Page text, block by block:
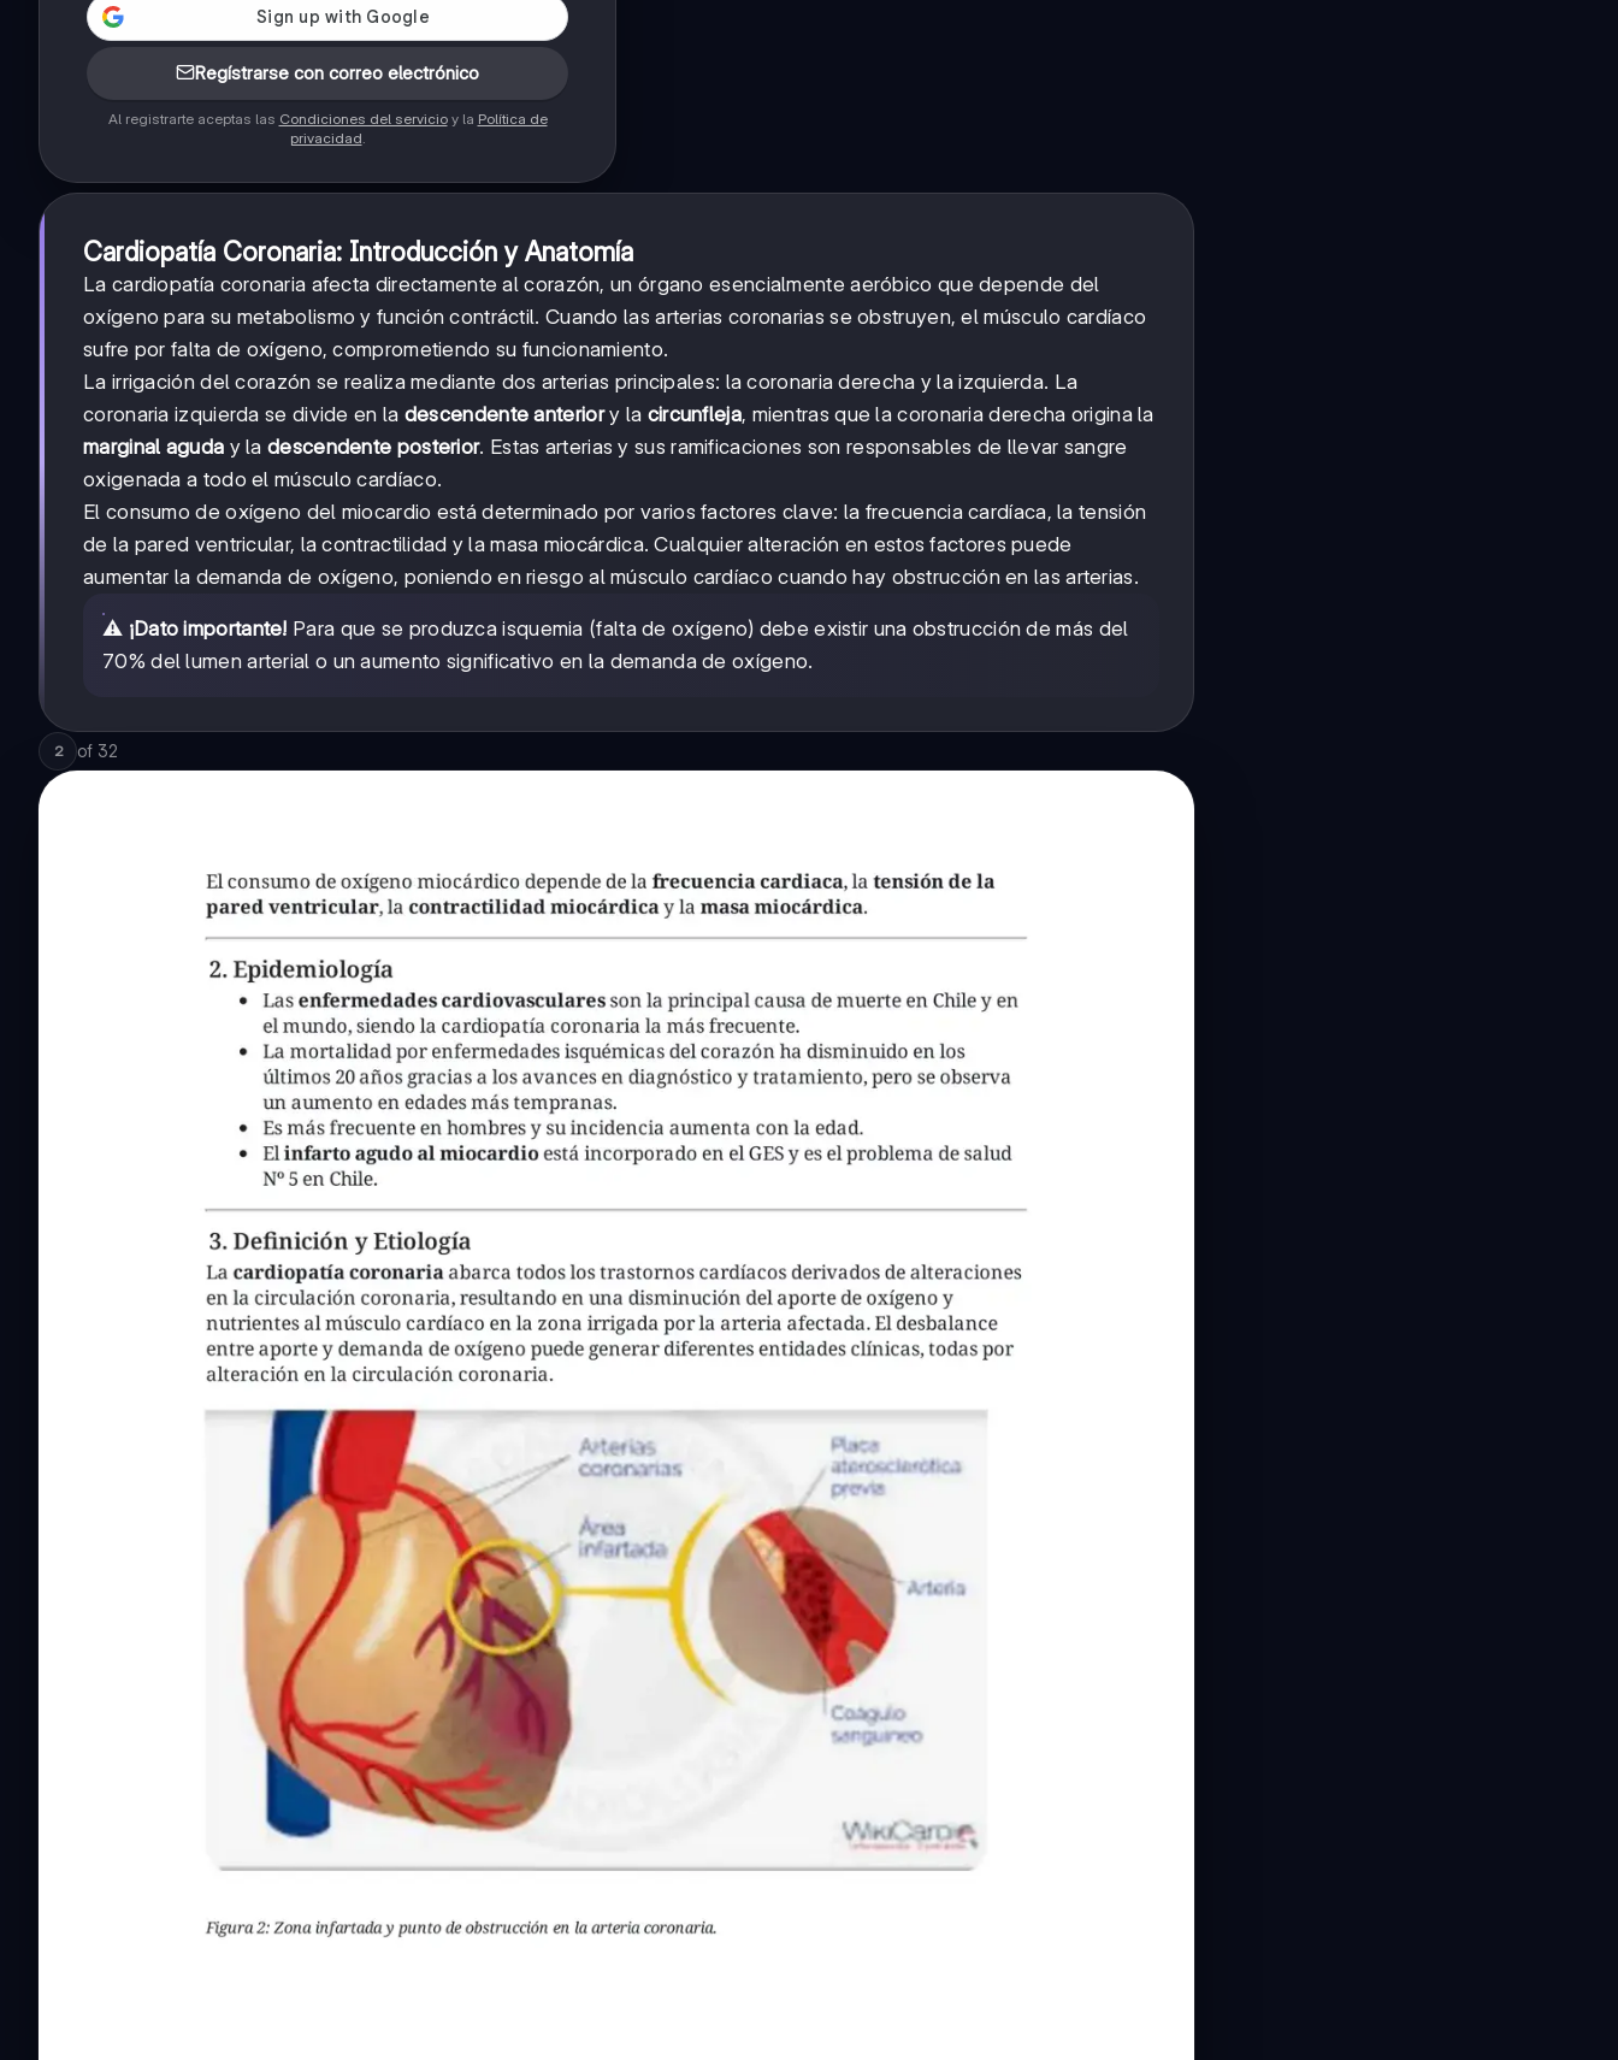
Regístrarse con correo electrónico
Al registrarte aceptas las Condiciones del servicioy la Política de
privacidad
Cardiopatía Coronaria: Introducción y Anatomía
La cardiopatía coronaria afecta directamente al corazón, un órgano esencialmente aeróbico que depende del
oxígeno para su metabolismo y función contráctil. Cuando las arterias coronarias se obstruyen, el músculo cardíaco
sufre por falta de oxígeno, comprometiendo su funcionamiento.
La irrigación del corazón se realiza mediante dos arterias principales: la coronaria derecha y la izquierda. La
coronaria izquierda se divide en la descendente anteriory la circunfleja, mientras que la coronaria derecha origina la
marginal aguda y ladescendente posterior. Estas arterias y sus ramificaciones son responsables de llevar sangre
oxigenada a todo el músculo cardíaco.
El consumo de oxígeno del miocardio está determinado por varios factores clave: la frecuencia cardíaca, la tensión
de la pared ventricular, la contractilidad y la masa miocárdica. Cualquier alteración en estos factores puede
aumentar la demanda de oxígeno, poniendo en riesgo al músculo cardíaco cuando hay obstrucción en las arterias.
⚠️ ¡Dato importante! Para que se produzca isquemia (falta de oxígeno) debe existir una obstrucción de más del
70% del lumen arterial o un aumento significativo en la demanda de oxígeno.
2 of 32